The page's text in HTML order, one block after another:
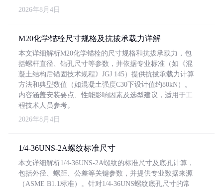
2026年8月4日
M20化学锚栓尺寸规格及抗拔承载力详解
本文详细解析M20化学锚栓的尺寸规格和抗拔承载力，包
括螺杆直径、钻孔尺寸等参数，并依据专业标准（如《混
凝土结构后锚固技术规程》JGJ 145）提供抗拔承载力计算
方法和典型数值（如混凝土强度C30下设计值约80kN）。
内容涵盖安装要点、性能影响因素及选型建议，适用于工
程技术人员参考。
2026年8月4日
1/4-36UNS-2A螺纹标准尺寸
本文详细解析1/4-36UNS-2A螺纹的标准尺寸及底孔计算，
包括外径、螺距、公差等关键参数，并提供专业数据来源
（ASME B1.1标准）。针对1/4-36UNS螺纹底孔尺寸的常